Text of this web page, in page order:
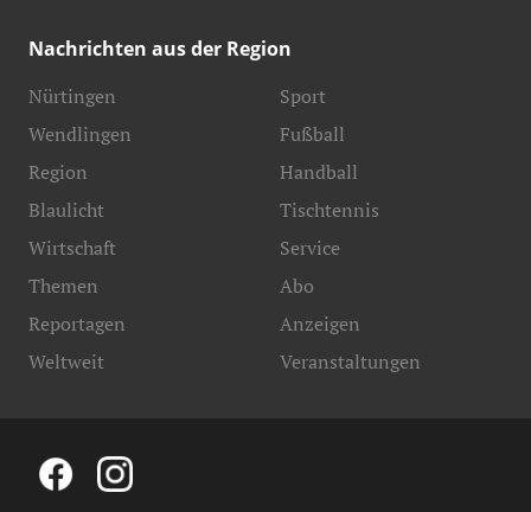
Nachrichten aus der Region
Nürtingen
Wendlingen
Region
Blaulicht
Sport
Fußball
Handball
Tischtennis
Wirtschaft
Themen
Reportagen
Weltweit
Service
Abo
Anzeigen
Veranstaltungen